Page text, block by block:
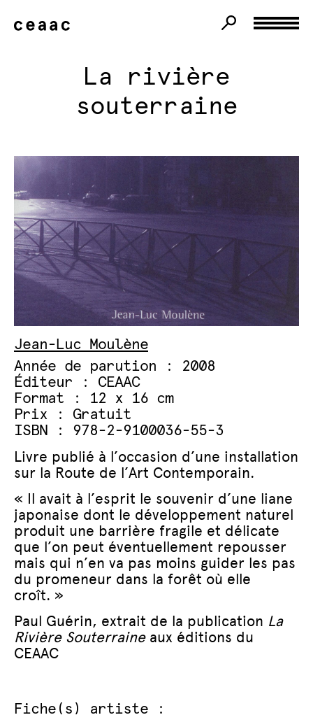
La rivière
souterraine
Jean-Luc Moulène
Année de parution : 2008
Éditeur : CEAAC
Format : 12 x 16 cm
Prix : Gratuit
ISBN : 978-2-9100036-55-3
Livre publié à l’occasion d’une installation
sur la Route de l’Art Contemporain.
« Il avait à l’esprit le souvenir d’une liane
japonaise dont le développement naturel
produit une barrière fragile et délicate
que l’on peut éventuellement repousser
mais qui n’en va pas moins guider les pas
du promeneur dans la forêt où elle
croît. »
Paul Guérin, extrait de la publication La
Rivière Souterraineaux éditions du
CEAAC
Fiche(s) artiste :